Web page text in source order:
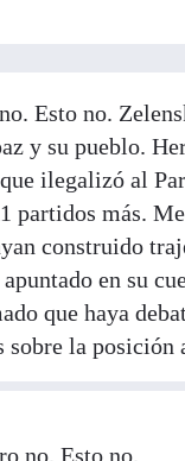
Esto no.
y su pueblo.
ilegalizó al
partidos más.
construido
en su
que haya
sobre la posición
no. Esto no.